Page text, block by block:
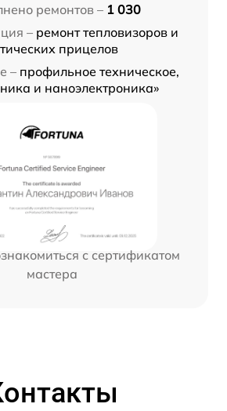
ремонтов – 1 030
– ремонт тепловизоров и
прицелов
– профильное техническое,
и наноэлектроника»
с сертификатом
мастера